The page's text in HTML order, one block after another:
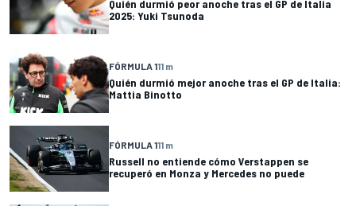
Quién durmió peor anoche tras el GP de Italia
2025: Yuki Tsunoda
FÓRMULA 111 m
Quién durmió mejor anoche tras el GP de Italia:
Mattia Binotto
FÓRMULA 111 m
Russell no entiende cómo Verstappen se
recuperó en Monza y Mercedes no puede